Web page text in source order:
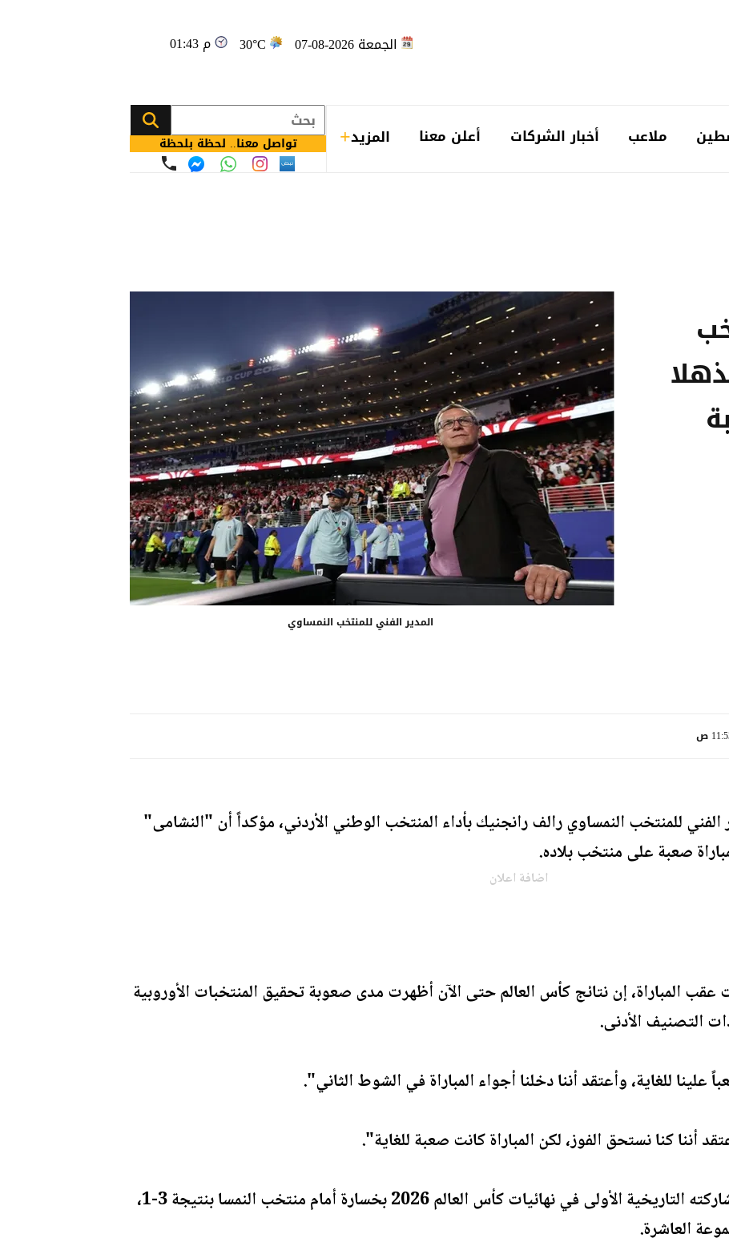
الجمعة 2026-08-07 30°C 01:43 م
ملاعب أخبار الشركات أعلن معنا المزيد تواصل معنا.. لحظة بلحظة
المدير الفني للمنتخب النمساوي
ص
الفني للمنتخب النمساوي رالف رانجنيك بأداء المنتخب الوطني الأردني، مؤكداً أن "النشامى"
صعبة على منتخب بلاده.
اضافة اعلان
المباراة، إن نتائج كأس العالم حتى الآن أظهرت مدى صعوبة تحقيق المنتخبات الأوروبية
التصنيف الأدنى.
للغاية، وأعتقد أننا دخلنا أجواء المباراة في الشوط الثاني".
أننا كنا نستحق الفوز، لكن المباراة كانت صعبة للغاية".
واستهل المنتخب الوطني مشاركته التاريخية الأولى في نهائيات كأس العالم 2026 بخسارة أمام منتخب النمسا بنتيجة 3-1،
العاشرة.